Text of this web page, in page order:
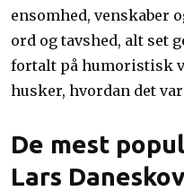
ensomhed, venskaber
ord og tavshed, alt set
fortalt på humoristisk
husker, hvordan det
De mest
Lars Daneskov